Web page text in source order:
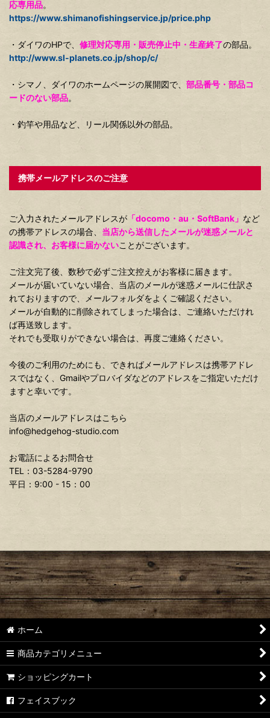
応専用品。
https://www.shimanofishingservice.jp/price.php
・ダイワのHPで、 修理対応専用・販売停止中・生産終了の部品。
http://www.sl-planets.co.jp/shop/c/
・シマノ、ダイワのホームページの展開図で、 部品番号・部品コ
ードのない部品。
・釣竿や用品など、リール関係以外の部品。
携帯メールアドレスのご注意
ご入力されたメールアドレスが 「docomo・au・SoftBank」 など
の携帯アドレスの場合、 当店から送信したメールが迷惑メールと
認識され、お客様に届かないことがございます。
ご注文完了後、数秒で必ずご注文控えがお客様に届きます。
メールが届いていない場合、当店のメールが迷惑メールに仕訳さ
れておりますので、メールフォルダをよくご確認ください。
メールが自動的に削除されてしまった場合は、ご連絡いただけれ
ば再送致します。
それでも受取りができない場合は、再度ご連絡ください。
今後のご利用のためにも、できればメールアドレスは携帯アドレ
スではなく、Gmailやプロバイダなどのアドレスをご指定いただけ
ますと幸いです。
当店のメールアドレスはこちら
info@hedgehog-studio.com
お電話によるお問合せ
TEL：03-5284-9790
平日：9:00 - 15：00
ホーム
商品カテゴリメニュー
ショッピングカート
フェイスブック